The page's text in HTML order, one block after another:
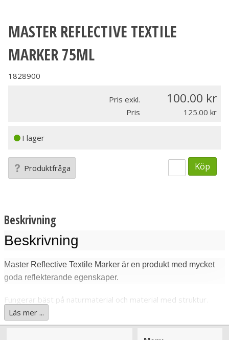
MASTER REFLECTIVE TEXTILE
MARKER 75ML
1828900
Pris exkl. 100.00
Pris 125.00
I lager
Produktfråga Köp
Beskrivning
Beskrivning
Master Reflective Textile Marker är en produkt med mycket
goda reflekterande egenskaper.
Fungerar bäst på naturmaterial och material med struktur.
Effekten är något mindre på blanka underlag samt
syntettyger. Sprayen ger ett tunt
Läs mer ...